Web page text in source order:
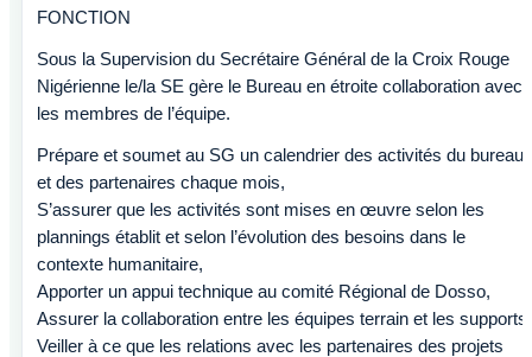
FONCTION
Sous la Supervision du Secrétaire Général de la Croix Rouge
Nigérienne le/la SE gère le Bureau en étroite collaboration avec
les membres de l’équipe.
Prépare et soumet au SG un calendrier des activités du bureau
et des partenaires chaque mois,
S’assurer que les activités sont mises en œuvre selon les
plannings établit et selon l’évolution des besoins dans le
contexte humanitaire,
Apporter un appui technique au comité Régional de Dosso,
Assurer la collaboration entre les équipes terrain et les supports
Veiller à ce que les relations avec les partenaires des projets